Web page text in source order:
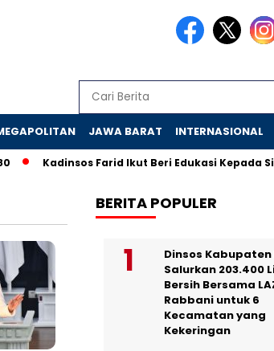
JAWA BARAT INTERNASIONAL
Kadinsos Farid Ikut Beri Edukasi Kepada
BERITA POPULER
Dinsos Kabupaten
Salurkan 203.400
Bersih Bersama
Rabbani untuk 6
Kecamatan yang
Kekeringan